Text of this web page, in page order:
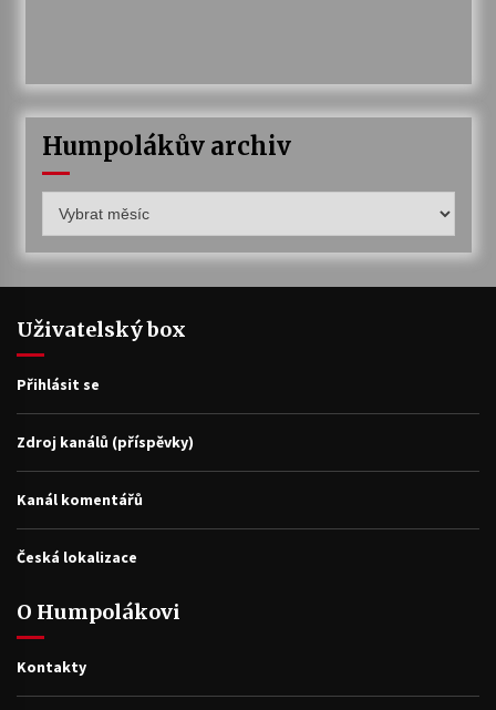
Humpolákův archiv
archiv
Uživatelský box
Přihlásit se
Zdroj kanálů (příspěvky)
Kanál komentářů
Česká lokalizace
O Humpolákovi
Kontakty